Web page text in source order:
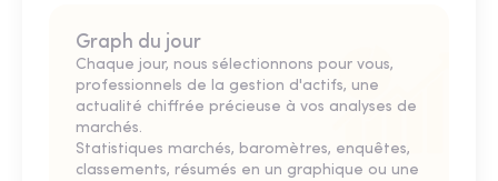
Graph du jour
Chaque jour, nous sélectionnons pour vous,
professionnels de la gestion d'actifs, une
actualité chiffrée précieuse à vos analyses de
marchés.
Statistiques marchés, baromètres, enquêtes,
classements, résumés en un graphique ou une